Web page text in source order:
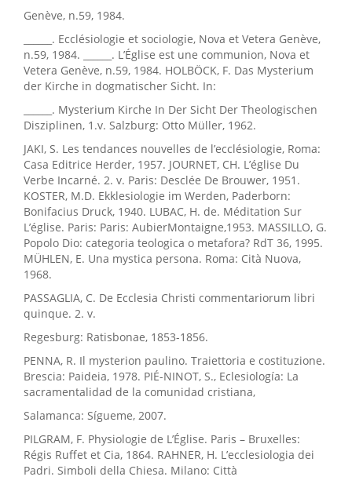
Genève, n.59, 1984.
______. Ecclésiologie et sociologie, Nova et Vetera Genève,
n.59, 1984. ______. L’Église est une communion, Nova et
Vetera Genève, n.59, 1984. HOLBÖCK, F. Das Mysterium
der Kirche in dogmatischer Sicht. In:
______. Mysterium Kirche In Der Sicht Der Theologischen
Disziplinen, 1.v. Salzburg: Otto Müller, 1962.
JAKI, S. Les tendances nouvelles de l’ecclésiologie, Roma:
Casa Editrice Herder, 1957. JOURNET, CH. L’église Du
Verbe Incarné. 2. v. Paris: Desclée De Brouwer, 1951.
KOSTER, M.D. Ekklesiologie im Werden, Paderborn:
Bonifacius Druck, 1940. LUBAC, H. de. Méditation Sur
L’église. Paris: Paris: AubierMontaigne,1953. MASSILLO, G.
Popolo Dio: categoria teologica o metafora? RdT 36, 1995.
MÜHLEN, E. Una mystica persona. Roma: Cità Nuova,
1968.
PASSAGLIA, C. De Ecclesia Christi commentariorum libri
quinque. 2. v.
Regesburg: Ratisbonae, 1853-1856.
PENNA, R. Il mysterion paulino. Traiettoria e costituzione.
Brescia: Paideia, 1978. PIÉ-NINOT, S., Eclesiología: La
sacramentalidad de la comunidad cristiana,
Salamanca: Sígueme, 2007.
PILGRAM, F. Physiologie de L’Église. Paris – Bruxelles:
Régis Ruffet et Cia, 1864. RAHNER, H. L’ecclesiologia dei
Padri. Simboli della Chiesa. Milano: Città